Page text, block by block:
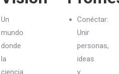
Un
mundo
donde
la
ciencia
Conéctar:
Unir
personas,
ideas
y